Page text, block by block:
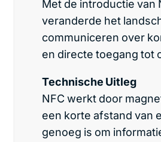
Met de introductie van
veranderde het
communiceren over
en directe toegang tot
Technische Uitleg
NFC werkt door
een korte afstand van
genoeg is om